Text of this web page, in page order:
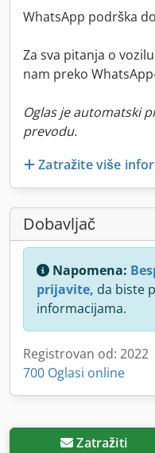
WhatsApp podrška
Za sva pitanja o
nam preko
Oglas je automatski
prevodu.
Zatražite više
Dobavljač
Napomena:
prijavite, da biste
informacijama.
Registrovan od: 2022
700 Oglasi online
Zatražiti